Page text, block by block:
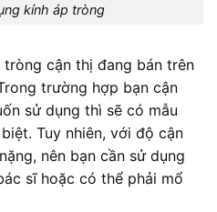
kính áp tròng
cận thị đang bán trên
trường hợp bạn cận
sử dụng thì sẽ có mẫu
Tuy nhiên, với độ cận
nên bạn cần sử dụng
sĩ hoặc có thể phải mổ